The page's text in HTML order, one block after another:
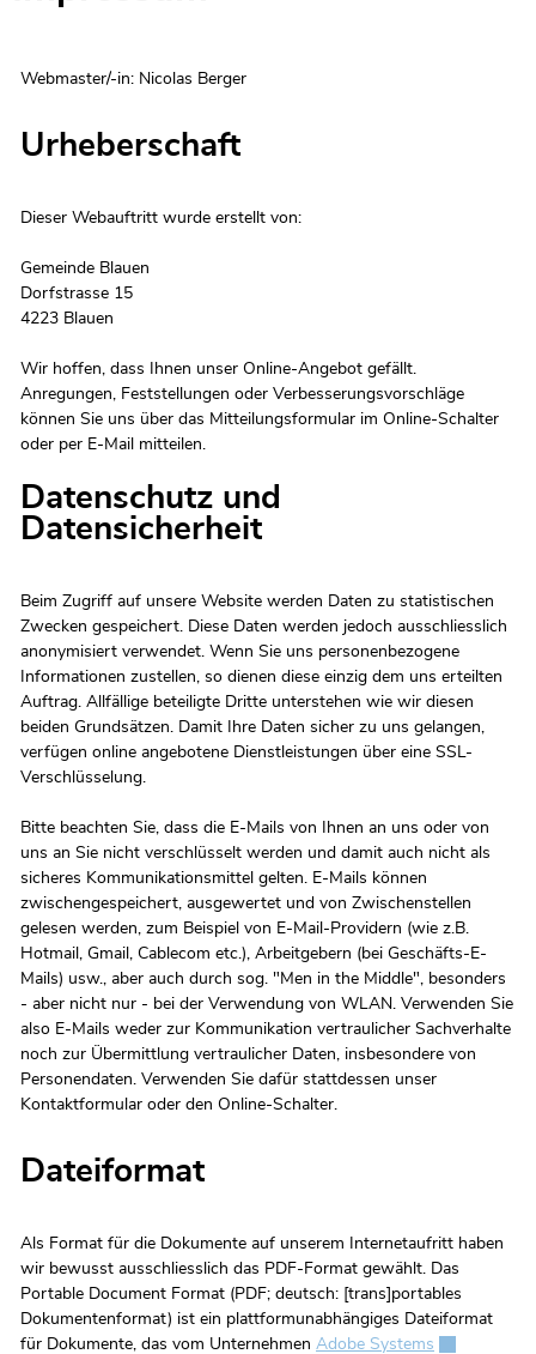
Webmaster/-in: Nicolas Berger
Urheberschaft
Dieser Webauftritt wurde erstellt von:
Gemeinde Blauen
Dorfstrasse 15
4223 Blauen
Wir hoffen, dass Ihnen unser Online-Angebot gefällt.
Anregungen, Feststellungen oder Verbesserungsvorschläge
können Sie uns über das Mitteilungsformular im Online-Schalter
oder per E-Mail mitteilen.
Datenschutz und
Datensicherheit
Beim Zugriff auf unsere Website werden Daten zu statistischen
Zwecken gespeichert. Diese Daten werden jedoch ausschliesslich
anonymisiert verwendet. Wenn Sie uns personenbezogene
Informationen zustellen, so dienen diese einzig dem uns erteilten
Auftrag. Allfällige beteiligte Dritte unterstehen wie wir diesen
beiden Grundsätzen. Damit Ihre Daten sicher zu uns gelangen,
verfügen online angebotene Dienstleistungen über eine SSL-
Verschlüsselung.
Bitte beachten Sie, dass die E-Mails von Ihnen an uns oder von
uns an Sie nicht verschlüsselt werden und damit auch nicht als
sicheres Kommunikationsmittel gelten. E-Mails können
zwischengespeichert, ausgewertet und von Zwischenstellen
gelesen werden, zum Beispiel von E-Mail-Providern (wie z.B.
Hotmail, Gmail, Cablecom etc.), Arbeitgebern (bei Geschäfts-E-
Mails) usw., aber auch durch sog. "Men in the Middle", besonders
- aber nicht nur - bei der Verwendung von WLAN. Verwenden Sie
also E-Mails weder zur Kommunikation vertraulicher Sachverhalte
noch zur Übermittlung vertraulicher Daten, insbesondere von
Personendaten. Verwenden Sie dafür stattdessen unser
Kontaktformular oder den Online-Schalter.
Dateiformat
Als Format für die Dokumente auf unserem Internetaufritt haben
wir bewusst ausschliesslich das PDF-Format gewählt. Das
Portable Document Format (PDF; deutsch: [trans]portables
Dokumentenformat) ist ein plattformunabhängiges Dateiformat
für Dokumente, das vom Unternehmen Adobe Systems